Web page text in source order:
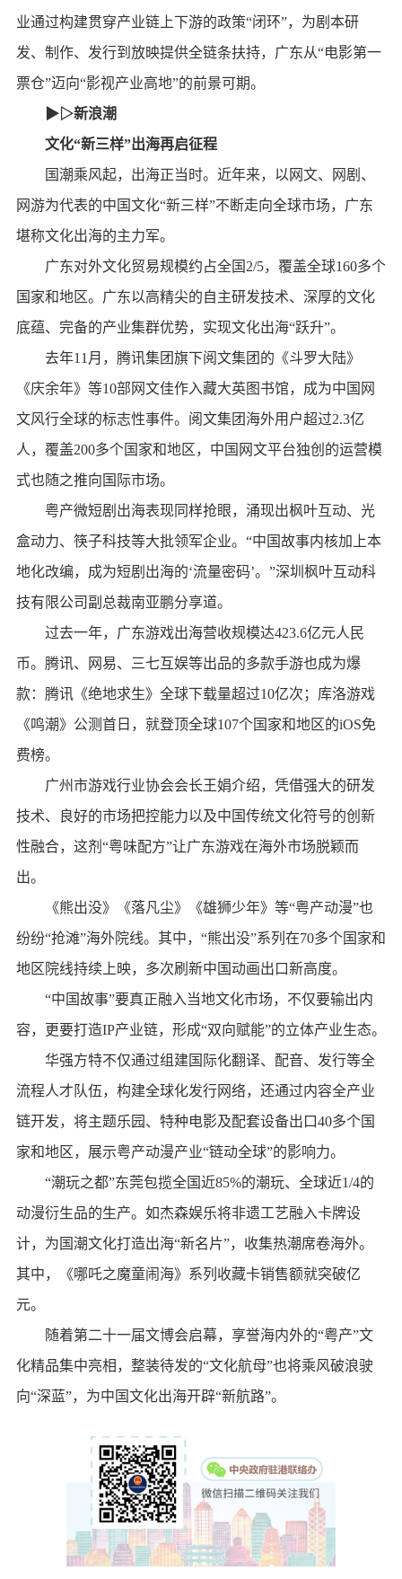
业通过构建贯穿产业链上下游的政策“闭环”，为剧本研
发、制作、发行到放映提供全链条扶持，广东从“电影第一
票仓”迈向“影视产业高地”的前景可期。
▶▷新浪潮
文化“新三样”出海再启征程
国潮乘风起，出海正当时。近年来，以网文、网剧、
网游为代表的中国文化“新三样”不断走向全球市场，广东
堪称文化出海的主力军。
广东对外文化贸易规模约占全国2/5，覆盖全球160多个
国家和地区。广东以高精尖的自主研发技术、深厚的文化
底蕴、完备的产业集群优势，实现文化出海“跃升”。
去年11月，腾讯集团旗下阅文集团的《斗罗大陆》
《庆余年》等10部网文佳作入藏大英图书馆，成为中国网
文风行全球的标志性事件。阅文集团海外用户超过2.3亿
人，覆盖200多个国家和地区，中国网文平台独创的运营模
式也随之推向国际市场。
粤产微短剧出海表现同样抢眼，涌现出枫叶互动、光
盒动力、筷子科技等大批领军企业。“中国故事内核加上本
地化改编，成为短剧出海的‘流量密码’。”深圳枫叶互动科
技有限公司副总裁南亚鹏分享道。
过去一年，广东游戏出海营收规模达423.6亿元人民
币。腾讯、网易、三七互娱等出品的多款手游也成为爆
款：腾讯《绝地求生》全球下载量超过10亿次；库洛游戏
《鸣潮》公测首日，就登顶全球107个国家和地区的iOS免
费榜。
广州市游戏行业协会会长王娟介绍，凭借强大的研发
技术、良好的市场把控能力以及中国传统文化符号的创新
性融合，这剂“粤味配方”让广东游戏在海外市场脱颖而
出。
《熊出没》《落凡尘》《雄狮少年》等“粤产动漫”也
纷纷“抢滩”海外院线。其中，“熊出没”系列在70多个国家和
地区院线持续上映，多次刷新中国动画出口新高度。
“中国故事”要真正融入当地文化市场，不仅要输出内
容，更要打造IP产业链，形成“双向赋能”的立体产业生态。
华强方特不仅通过组建国际化翻译、配音、发行等全
流程人才队伍，构建全球化发行网络，还通过内容全产业
链开发，将主题乐园、特种电影及配套设备出口40多个国
家和地区，展示粤产动漫产业“链动全球”的影响力。
“潮玩之都”东莞包揽全国近85%的潮玩、全球近1/4的
动漫衍生品的生产。如杰森娱乐将非遗工艺融入卡牌设
计，为国潮文化打造出海“新名片”，收集热潮席卷海外。
其中，《哪吒之魔童闹海》系列收藏卡销售额就突破亿
元。
随着第二十一届文博会启幕，享誉海内外的“粤产”文
化精品集中亮相，整装待发的“文化航母”也将乘风破浪驶
向“深蓝”，为中国文化出海开辟“新航路”。